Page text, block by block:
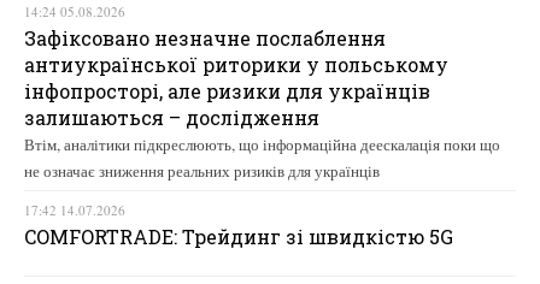
14:24 05.08.2026
Зафіксовано незначне послаблення
антиукраїнської риторики у польському
інфопросторі, але ризики для українців
залишаються – дослідження
Втім, аналітики підкреслюють, що інформаційна деескалація поки що
не означає зниження реальних ризиків для українців
17:42 14.07.2026
COMFORTRADE: Трейдинг зі швидкістю 5G